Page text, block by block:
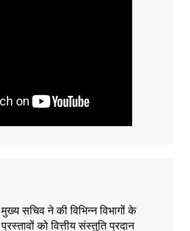
मुख्य सचिव ने की विभिन्न विभागों के
प्रस्तावों को वित्तीय संस्तुति प्रदान